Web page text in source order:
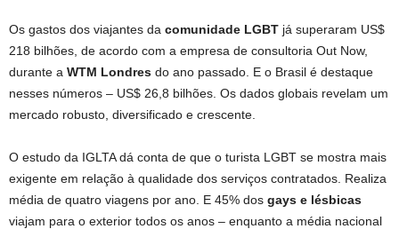
Os gastos dos viajantes da comunidade LGBT já superaram US$
218 bilhões, de acordo com a empresa de consultoria Out Now,
durante a WTM Londres do ano passado. E o Brasil é destaque
nesses números – US$ 26,8 bilhões. Os dados globais revelam um
mercado robusto, diversificado e crescente.
O estudo da IGLTA dá conta de que o turista LGBT se mostra mais
exigente em relação à qualidade dos serviços contratados. Realiza
média de quatro viagens por ano. E 45% dos gays e lésbicas
viajam para o exterior todos os anos – enquanto a média nacional